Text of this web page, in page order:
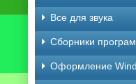
Все для звука
Сборники
Оформление